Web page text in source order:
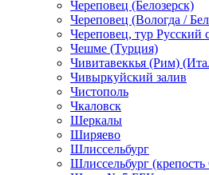
Череповец (Белозерск)
Череповец (Вологда /
Череповец, тур Русский
Чешме (Турция)
Чивитавеккья (Рим)
Чивыркуйский залив
Чистополь
Чкаловск
Шеркалы
Ширяево
Шлиссельбург
Шлиссельбург